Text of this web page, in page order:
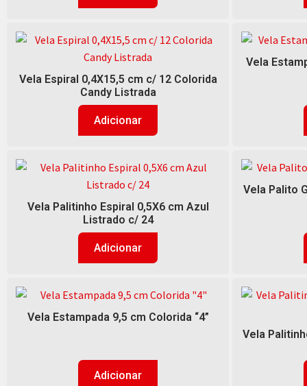
Vela Espiral 0,4X15,5 cm c/ 12 Colorida
Candy Listrada
Adicionar
Vela
Vela Palitinho Espiral 0,5X6 cm Azul
Listrado c/ 24
Adicionar
Vela Palito
Vela Estampada 9,5 cm Colorida “4”
Adicionar
Vela